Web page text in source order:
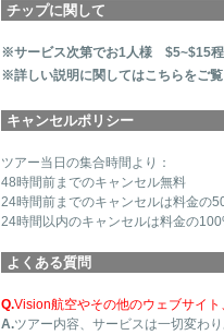
チップに関して
※サービス次第でお1人様 $5~$15程
※詳しい説明に関してはこちらをご
キャンセルポリシー
ツアー当日の集合時間より：
48時間前までのキャンセル無料
24時間前までのキャンセルは料金の
24時間以内のキャンセルは料金の
よくある質問
Q.Vision航空やその他のウェブサイ
A.ツアー内容、サービスは一切変わ